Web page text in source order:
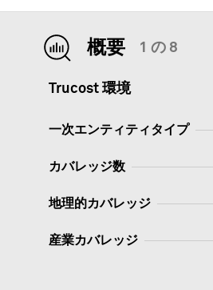
概要 1 の 8
Trucost 環境
一次エンティティタイプ
カバレッジ数
地理的カバレッジ
産業カバレッジ